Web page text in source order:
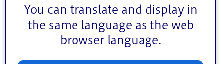
You can translate and display in
the same language as the web
browser language.
7 8 9